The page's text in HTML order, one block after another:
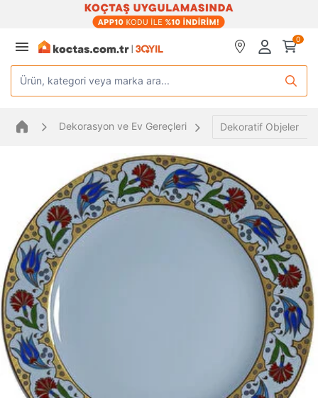
0
Ürün, kategori veya marka ara...
Dekorasyon ve Ev Gereçleri Dekoratif Objeler